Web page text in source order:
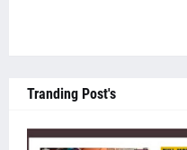
Tranding Post's